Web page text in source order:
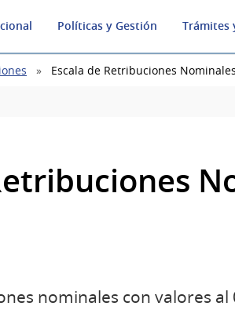
Políticas y Gestión Trámites
Escala de Retribuciones Nominales
nominales con valores al